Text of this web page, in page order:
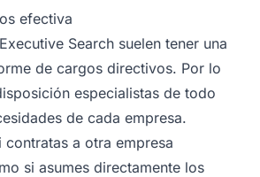
efectiva
Search suelen tener una
de cargos directivos. Por lo
especialistas de todo
de cada empresa.
contratas a otra empresa
si asumes directamente los